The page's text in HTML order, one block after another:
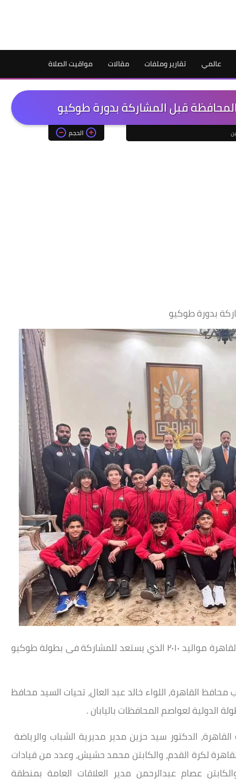
عالمي تقارير وملفات مقالات مواقيت الصلاة
قبل المشاركة بدورة طوكيو
الحجم
بدورة طوكيو
استقبلت محافظة القاهرة، اليوم الإثنين، منتخب القاهرة مواليد ٢٠١٠ الذي يستعد للمشاركة فى بطولة طوكيو
القاهرة، اللواء خالد عبد العال، تحيات السيد محافظ
الدولية لعواصم المحافظات باليابان .
الدكتور سيد حزين مدير مديرية الشباب والرياضة
لكرة القدم، والكابتن محمد حشيش، وعدد من قيادات
عصام عبدالرحمن مدير العلاقات العامة بمنطقة